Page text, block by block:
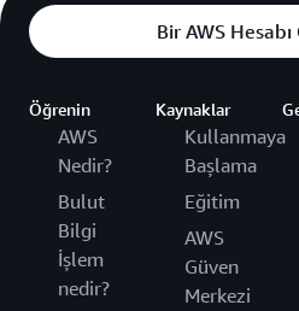
Bir AWS
Öğrenin
AWS
Nedir?
Bulut
Bilgi
İşlem
nedir?
Kaynaklar
Kullanmaya
Başlama
Eğitim
AWS
Güven
Merkezi